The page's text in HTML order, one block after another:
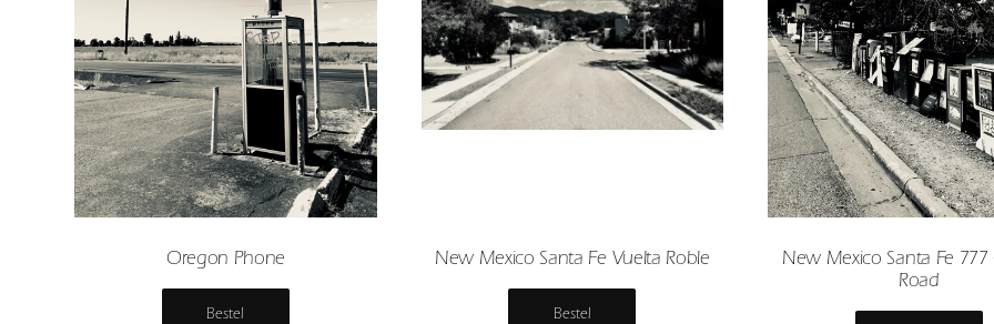
Oregon Phone
Bestel
New Mexico Santa Fe Vuelta Roble
Bestel
New Mexico Santa Fe
Road